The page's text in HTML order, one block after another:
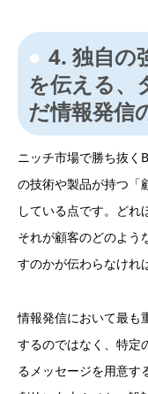
4. 独自の
を伝える、
だ情報発信
ニッチ市場で勝ち抜く
の技術や製品が持つ「
している点です。どれ
それが顧客のどのよう
すのかが伝わらなけれ
情報発信において最も
するのではなく、特定
るメッセージを用意す